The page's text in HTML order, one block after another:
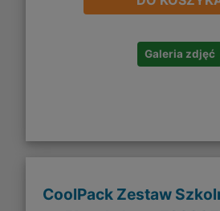
Galeria zdjęć
CoolPack Zestaw